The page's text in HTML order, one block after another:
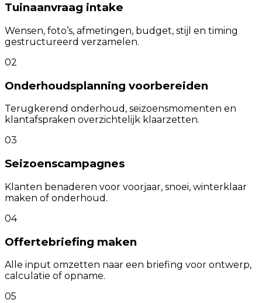
Tuinaanvraag intake
Wensen, foto’s, afmetingen, budget, stijl en timing
gestructureerd verzamelen.
02
Onderhoudsplanning voorbereiden
Terugkerend onderhoud, seizoensmomenten en
klantafspraken overzichtelijk klaarzetten.
03
Seizoenscampagnes
Klanten benaderen voor voorjaar, snoei, winterklaar
maken of onderhoud.
04
Offertebriefing maken
Alle input omzetten naar een briefing voor ontwerp,
calculatie of opname.
05